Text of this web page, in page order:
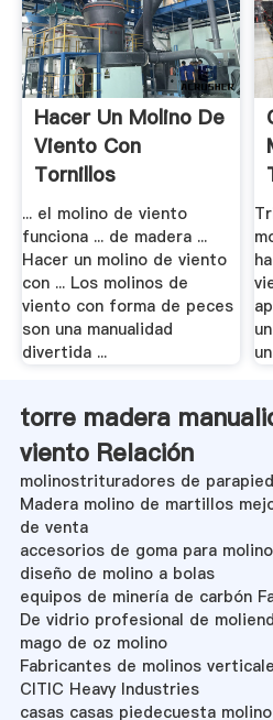
Hacer Un Molino De
Viento Con
Tornillos
... el molino de viento
funciona ... de madera ...
Hacer un molino de viento
con ... Los molinos de
viento con forma de peces
son una manualidad
divertida ...
torre madera
viento Relación
molinostrituradores de
Madera molino de martillos
de venta
accesorios de goma para
diseño de molino a bolas
equipos de minería de carbón
De vidrio profesional de
mago de oz molino
Fabricantes de molinos
CITIC Heavy Industries
casas casas piedecuesta molino